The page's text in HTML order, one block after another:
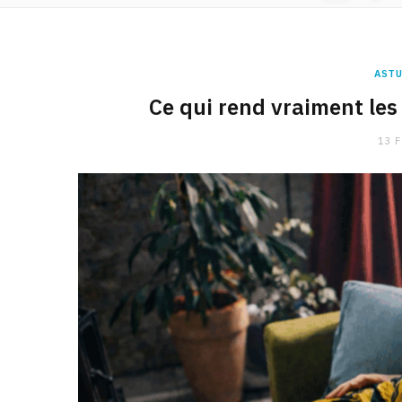
Ce qui rend vraiment
13